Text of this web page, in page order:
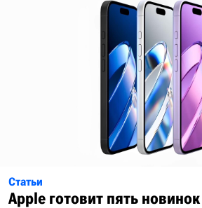
Статьи
Apple готовит пять